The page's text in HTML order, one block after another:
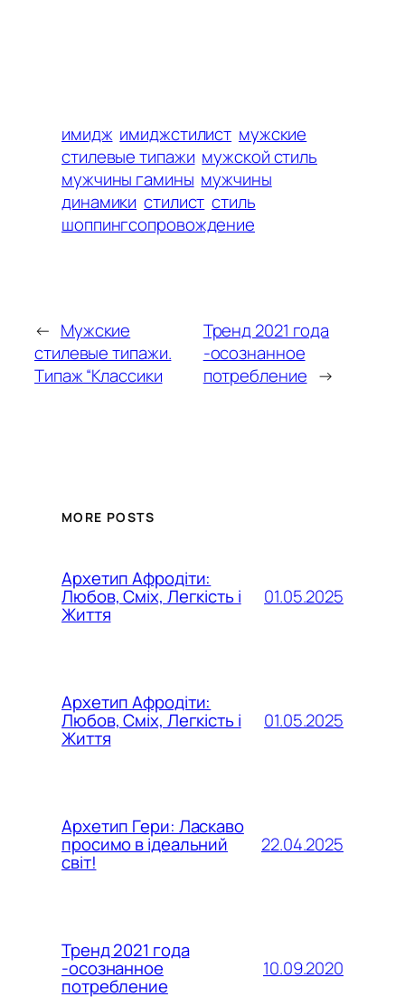
имидж имиджстилист мужские
стилевые типажи мужской стиль
мужчины гамины мужчины
динамики стилист стиль
шоппингсопровождение
← Мужские
стилевые типажи.
Типаж “Классики
Тренд 2021 года
-осознанное
потребление →
MORE POSTS
Архетип Афродіти:
Любов, Сміх, Легкість і
Життя
01.05.2025
Архетип Афродіти:
Любов, Сміх, Легкість і
Життя
01.05.2025
Архетип Гери: Ласкаво
просимо в ідеальний
світ!
22.04.2025
Тренд 2021 года
-осознанное
потребление
10.09.2020